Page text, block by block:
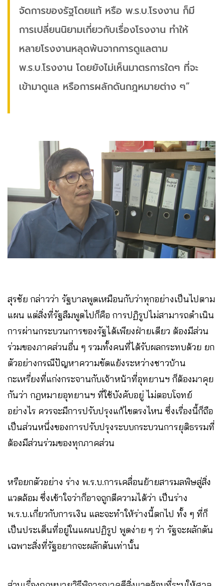
จัดการของรัฐโดยแท้ หรือ พ.ร.บ.โรงงาน ก็มี
การเปลี่ยนนิยามเกี่ยวกับเรื่องโรงงาน ทำให้
หลายโรงงานหลุดพ้นจากการดูแลตาม
พ.ร.บ.โรงงาน โดยยังไม่เห็นมาตรการใดๆ ที่จะ
เข้ามาดูแล หรือการผลักดันกฎหมายต่าง ๆ”
สุรชัย กล่าวว่า รัฐบาลพูดเหมือนกับว่าทุกอย่างเป็นไปตาม
แผน แต่สิ่งที่รัฐลืมพูดไปก็คือ การปฏิรูปไม่สามารถดำเนิน
การผ่านกระบวนการของรัฐได้เพียงฝ่ายเดียว ต้องมีส่วน
ร่วมของภาคส่วนอื่น ๆ รวมทั้งคนที่ได้รับผลกระทบด้วย ยก
ตัวอย่างกรณีปัญหาความขัดแย้งระหว่างชาวบ้าน
กะเหรี่ยงที่แก่งกระจานกับเจ้าหน้าที่อุทยานฯ ก็ต้องมาคุย
กันว่า กฎหมายอุทยานฯ ที่ใช้บังคับอยู่ ไม่ตอบโจทย์
อย่างไร ควรจะมีการปรับปรุงแก้ไขตรงไหน ซึ่งเรื่องนี้ก็ถือ
เป็นส่วนหนึ่งของการปรับปรุงระบบกระบวนการยุติธรรมที่
ต้องมีส่วนร่วมของทุกภาคส่วน
หรือยกตัวอย่าง ร่าง พ.ร.บ.การเคลื่อนย้ายสารมลพิษสู่สิ่ง
แวดล้อม ซึ่งเข้าใจว่าก็อาจถูกตีความได้ว่า เป็นร่าง
พ.ร.บ.เกี่ยวกับการเงิน และจะทำให้ร่างนี้ตกไป ทั้ง ๆ ที่ก็
เป็นประเด็นที่อยู่ในแผนปฏิรูป พูดง่าย ๆ ว่า รัฐจะผลักดัน
เฉพาะสิ่งที่รัฐอยากจะผลักดันเท่านั้น